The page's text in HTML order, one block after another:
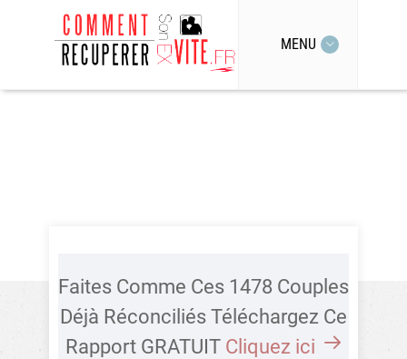
MENU
Faites Comme Ces 1478 Couples
Déjà Réconciliés Téléchargez Ce
Rapport GRATUIT Cliquez ici